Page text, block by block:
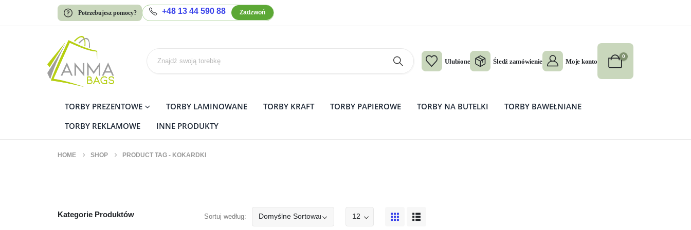
Potrzebujesz pomocy? +48 13 44 590 88 Zadzwoń
Ulubione Śledź zamówienie Moje konto
0
TORBY PREZENTOWE TORBY LAMINOWANE TORBY KRAFT TORBY PAPIEROWE TORBY NA BUTELKI
TORBY BAWEŁNIANE
TORBY REKLAMOWE
INNE PRODUKTY
HOME SHOP PRODUCT TAG - KOKARDKI
Sortuj według:
Kategorie Produktów